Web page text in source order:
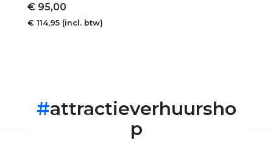
€95,00
€ 114,95(incl. btw)
#attractieverhuursho
p